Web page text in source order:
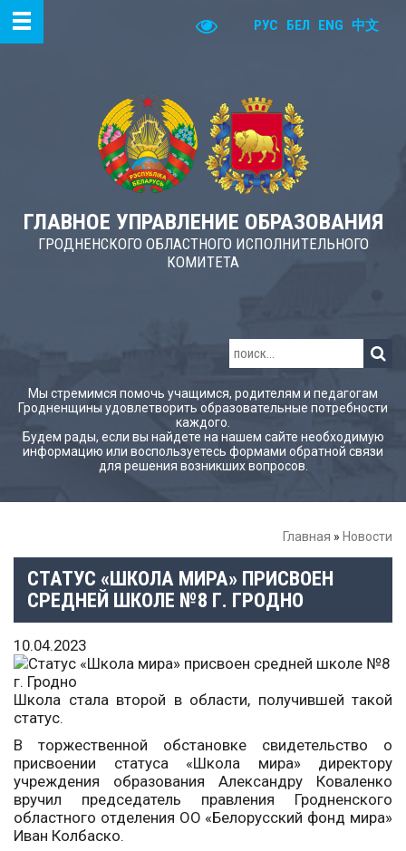
РУС БЕЛ ENG 中文
ГЛАВНОЕ УПРАВЛЕНИЕ ОБРАЗОВАНИЯ
ГРОДНЕНСКОГО ОБЛАСТНОГО ИСПОЛНИТЕЛЬНОГО
КОМИТЕТА
Мы стремимся помочь учащимся, родителям и педагогам
Гродненщины удовлетворить образовательные потребности
каждого.
Будем рады, если вы найдете на нашем сайте необходимую
информацию или воспользуетесь формами обратной связи
для решения возникших вопросов.
Главная » Новости
СТАТУС «ШКОЛА МИРА» ПРИСВОЕН
СРЕДНЕЙ ШКОЛЕ №8 Г. ГРОДНО
10.04.2023
Школа стала второй в области, получившей такой
статус.
В торжественной обстановке свидетельство о
присвоении статуса «Школа мира» директору
учреждения образования Александру Коваленко
вручил председатель правления Гродненского
областного отделения ОО «Белорусский фонд мира»
Иван Колбаско.